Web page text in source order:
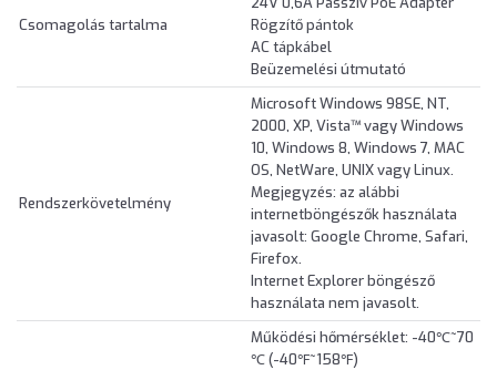
Csomagolás tartalma
Rögzítő pántok
AC tápkábel
Beüzemelési útmutató
Rendszerkövetelmény
Microsoft Windows 98SE, NT,
2000, XP, Vista™ vagy Windows
10, Windows 8, Windows 7, MAC
OS, NetWare, UNIX vagy Linux.
Megjegyzés: az alábbi
internetböngészők használata
javasolt: Google Chrome, Safari,
Firefox.
Internet Explorer böngésző
használata nem javasolt.
Működési hőmérséklet: -40℃~70
℃ (-40℉~158℉)